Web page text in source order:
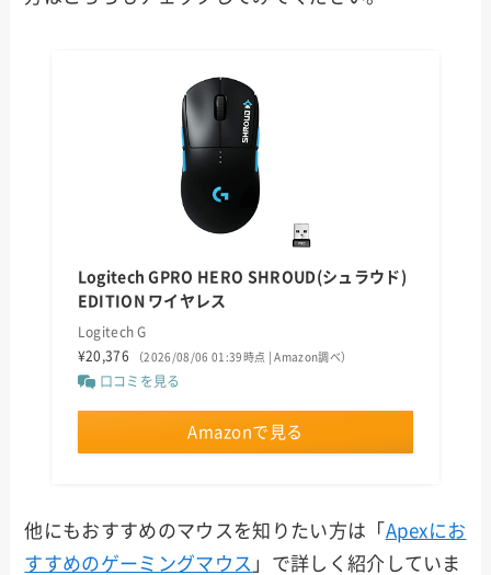
Logitech GPRO HERO SHROUD(シュラウド)
EDITION ワイヤレス
Logitech G
¥20,376
（2026/08/06 01:39時点 | Amazon調べ）
口コミを見る
Amazonで見る
他にもおすすめのマウスを知りたい方は「 Apexにお
すすめのゲーミングマウス 」で詳しく紹介していま